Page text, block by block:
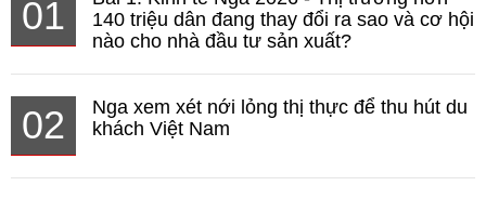
01
140 triệu dân đang thay đổi ra sao và cơ hội
nào cho nhà đầu tư sản xuất?
02
Nga xem xét nới lỏng thị thực để thu hút du
khách Việt Nam